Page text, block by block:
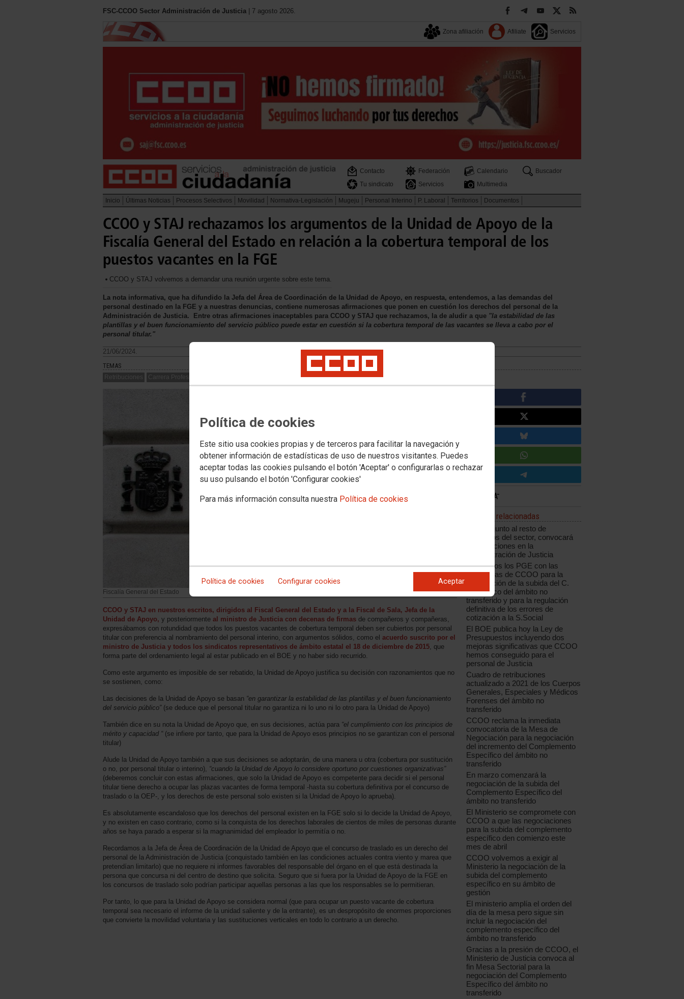
Política de cookies
Este sitio usa cookies propias y de terceros para facilitar la navegación y
obtener información de estadísticas de uso de nuestros visitantes. Puedes
aceptar todas las cookies pulsando el botón 'Aceptar' o configurarlas o rechazar
su uso pulsando el botón 'Configurar cookies'
Para más información consulta nuestra Política de cookies
Política de cookies Configurar cookies Aceptar
FSC-CCOO Sector Administración de Justicia | 7 agosto 2026.
Zona afiliación Afiliate Servicios
Contacto Federación Calendario
Buscador
Tu sindicato
Servicios Multimedia
Inicio Últimas Noticias Procesos Selectivos Movilidad Normativa-Legislación Mugeju Personal Interino P. Laboral Territorios Documentos
CCOO y STAJ rechazamos los argumentos de la Unidad de Apoyo de la
Fiscalía General del Estado en relación a la cobertura temporal de los
puestos vacantes en la FGE
CCOO y STAJ volvemos a demandar una reunión urgente sobre este tema.
La nota informativa, que ha difundido la Jefa del Área de Coordinación de la Unidad de Apoyo, en respuesta, entendemos, a las demandas del
personal destinado en la FGE y a nuestras denuncias, contiene numerosas afirmaciones que ponen en cuestión los derechos del personal de la
Administración de Justicia. Entre otras afirmaciones inaceptables para CCOO y STAJ que rechazamos, la de aludir a que "la estabilidad de las
plantillas y el buen funcionamiento del servicio público puede estar en cuestión si la cobertura temporal de las vacantes se lleva a cabo por el
personal titular."
21/06/2024.
TEMAS
Retribuciones Carrera Profesional
Fiscalía General del Estado
CCOO y STAJ en nuestros escritos, dirigidos al Fiscal General del Estado y a la Fiscal de Sala, Jefa de la
Unidad de Apoyo, y posteriormente al ministro de Justicia con decenas de firmas de compañeros y compañeras,
expresábamos con rotundidad que todos los puestos vacantes de cobertura temporal deben ser cubiertos por personal
titular con preferencia al nombramiento del personal interino, con argumentos sólidos, como el acuerdo suscrito por el
ministro de Justicia y todos los sindicatos representativos de ámbito estatal el 18 de diciembre de 2015, que
forma parte del ordenamiento legal al estar publicado en el BOE y no haber sido recurrido.
Como este argumento es imposible de ser rebatido, la Unidad de Apoyo justifica su decisión con razonamientos que no
se sostienen, como:
Las decisiones de la Unidad de Apoyo se basan “en garantizar la estabilidad de las plantillas y el buen funcionamiento
del servicio público”(se deduce que el personal titular no garantiza ni lo uno ni lo otro para la Unidad de Apoyo)
También dice en su nota la Unidad de Apoyo que, en sus decisiones, actúa para “el cumplimiento con los principios de
mérito y capacidad “ (se infiere por tanto, que para la Unidad de Apoyo esos principios no se garantizan con el personal
titular)
Alude la Unidad de Apoyo también a que sus decisiones se adoptarán, de una manera u otra (cobertura por sustitución
o no, por personal titular o interino), “cuando la Unidad de Apoyo lo considere oportuno por cuestiones organizativas”
(deberemos concluir con estas afirmaciones, que solo la Unidad de Apoyo es competente para decidir si el personal
titular tiene derecho a ocupar las plazas vacantes de forma temporal -hasta su cobertura definitiva por el concurso de
traslado o la OEP-, y los derechos de este personal solo existen si la Unidad de Apoyo lo aprueba).
Es absolutamente escandaloso que los derechos del personal existen en la FGE solo si lo decide la Unidad de Apoyo,
y no existen en caso contrario, como si la conquista de los derechos laborales de cientos de miles de personas durante
años se haya parado a esperar si la magnanimidad del empleador lo permitía o no.
Recordamos a la Jefa de Área de Coordinación de la Unidad de Apoyo que el concurso de traslado es un derecho del
personal de la Administración de Justicia (conquistado también en las condiciones actuales contra viento y marea que
pretendían limitarlo) que no requiere ni informes favorables del responsable del órgano en el que está destinada la
persona que concursa ni del centro de destino que solicita. Seguro que si fuera por la Unidad de Apoyo de la FGE en
los concursos de traslado solo podrían participar aquellas personas a las que los responsables se lo permitieran.
Por tanto, lo que para la Unidad de Apoyo se considera normal (que para ocupar un puesto vacante de cobertura
temporal sea necesario el informe de la unidad saliente y de la entrante), es un despropósito de enormes proporciones
que convierte la movilidad voluntaria y las sustituciones verticales en todo lo contrario a un derecho.
Noticias relacionadas
CCOO, junto al resto de
sindicatos del sector, convocará
movilizaciones en la
Administración de Justicia
Aprobados los PGE con las
enmiendas de CCOO para la
negociación de la subida del C.
Específico del ámbito no
transferido y para la regulación
definitiva de los errores de
cotización a la S.Social
El BOE publica hoy la Ley de
Presupuestos incluyendo dos
mejoras significativas que CCOO
hemos conseguido para el
personal de Justicia
Cuadro de retribuciones
actualizado a 2021 de los Cuerpos
Generales, Especiales y Médicos
Forenses del ámbito no
transferido
CCOO reclama la inmediata
convocatoria de la Mesa de
Negociación para la negociación
del incremento del Complemento
Específico del ámbito no
transferido
En marzo comenzará la
negociación de la subida del
Complemento Específico del
ámbito no transferido
El Ministerio se compromete con
CCOO a que las negociaciones
para la subida del complemento
específico den comienzo este
mes de abril
CCOO volvemos a exigir al
Ministerio la negociación de la
subida del complemento
específico en su ámbito de
gestión
El ministerio amplía el orden del
día de la mesa pero sigue sin
incluir la negociación del
complemento específico del
ámbito no transferido
Gracias a la presión de CCOO, el
Ministerio de Justicia convoca al
fin Mesa Sectorial para la
negociación del Complemento
Específico del ámbito no
transferido